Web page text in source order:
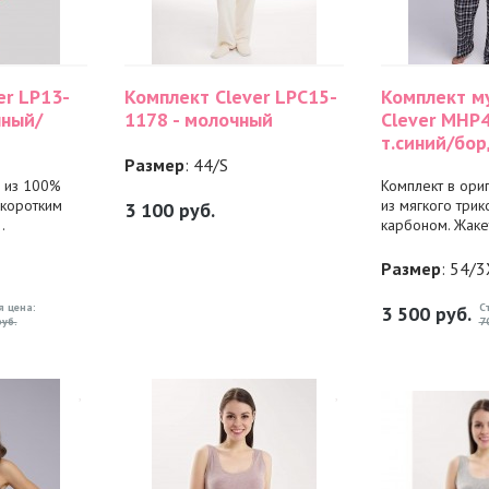
LP13-
100%
цена:
Комплект Clever LPC15-
1178 - молочный
Размер: 44/S
3 100руб.
Комплект
Clever
т.синий/
Комплект в
из мягкого
карбоном.
Размер: 54/
3 500руб.